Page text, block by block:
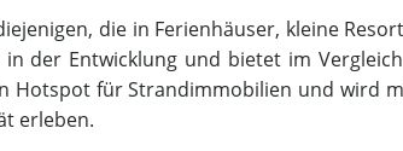
die in Ferienhäuser, kleine
der Entwicklung und bietet im
Hotspot für Strandimmobilien und wird
erleben.